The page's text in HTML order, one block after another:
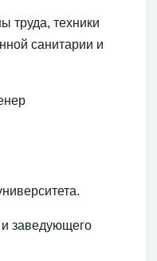
труда, техники
санитарии и
заведующего